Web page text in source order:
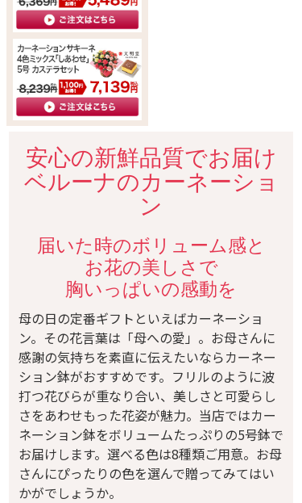
安心の新鮮品質でお届け
ベルーナのカーネーショ
ン
届いた時のボリューム感と
お花の美しさで
胸いっぱいの感動を
母の日の定番ギフトといえばカーネーショ
ン。その花言葉は「母への愛」。お母さんに
感謝の気持ちを素直に伝えたいならカーネー
ション鉢がおすすめです。フリルのように波
打つ花びらが重なり合い、美しさと可愛らし
さをあわせもった花姿が魅力。当店ではカー
ネーション鉢をボリュームたっぷりの5号鉢で
お届けします。選べる色は8種類ご用意。お母
さんにぴったりの色を選んで贈ってみてはい
かがでしょうか。